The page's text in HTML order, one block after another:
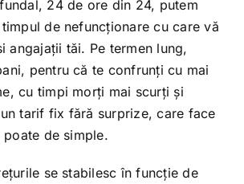
24 de ore din 24, putem
de nefuncționare cu care vă
angajații tăi. Pe termen lung,
pentru că te confrunți cu mai
cu timpi morți mai scurți și
tarif fix fără surprize, care face
de simple.
se stabilesc în funcție de